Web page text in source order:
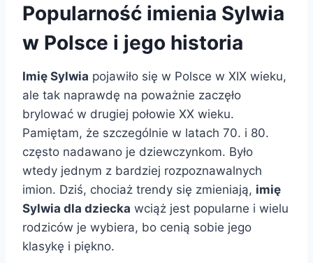
Popularność imienia Sylwia
w Polsce i jego historia
Imię Sylwia pojawiło się w Polsce w XIX wieku,
ale tak naprawdę na poważnie zaczęło
brylować w drugiej połowie XX wieku.
Pamiętam, że szczególnie w latach 70. i 80.
często nadawano je dziewczynkom. Było
wtedy jednym z bardziej rozpoznawalnych
imion. Dziś, chociaż trendy się zmieniają, imię
Sylwia dla dziecka wciąż jest popularne i wielu
rodziców je wybiera, bo cenią sobie jego
klasykę i piękno.